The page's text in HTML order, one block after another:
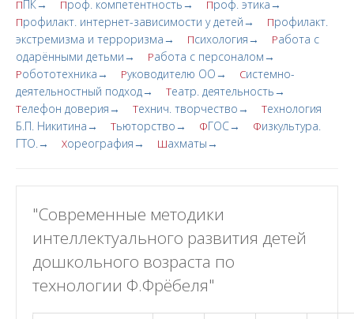
ППК→ Проф. компетентность→ Проф. этика→
Профилакт. интернет-зависимости у детей→ Профилакт.
экстремизма и терроризма→
Психология→ Работа с
одарёнными детьми→
Работа с персоналом→
Робототехника→ Руководителю ОО→ Системно-
деятельностный подход→
Театр. деятельность→
Телефон доверия→ Технич. творчество→ Технология
Б.П. Никитина→
Тьюторство→ ФГОС→ Физкультура.
ГТО.→
Хореография→ Шахматы→
"Современные методики
интеллектуального развития детей
дошкольного возраста по
технологии Ф.Фрёбеля"